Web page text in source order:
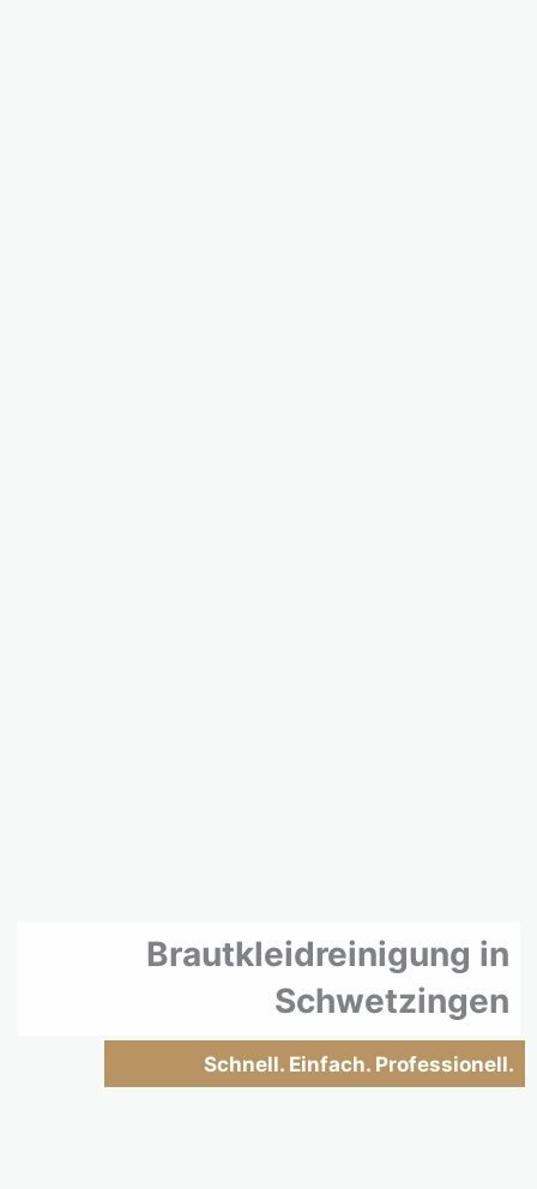
Brautkleidreinigung in
Schwetzingen
Schnell. Einfach. Professionell.